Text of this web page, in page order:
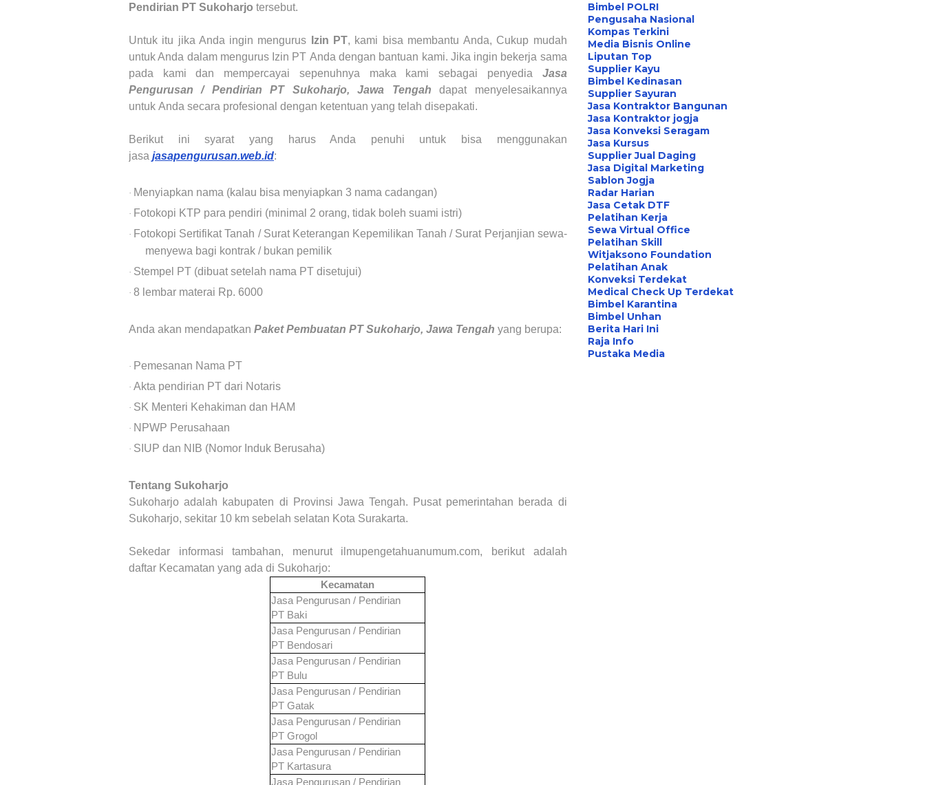
Pendirian PT Sukoharjo tersebut.
Untuk itu jika Anda ingin mengurus Izin PT, kami bisa membantu Anda, Cukup mudah
untuk Anda dalam mengurus Izin PT Anda dengan bantuan kami. Jika ingin bekerja sama
pada kami dan mempercayai sepenuhnya maka kami sebagai penyedia Jasa
Pengurusan / Pendirian PT Sukoharjo, Jawa Tengah
dapat menyelesaikannya
untuk Anda secara profesional dengan ketentuan yang telah disepakati.
Berikut ini syarat yang harus Anda penuhi untuk bisa menggunakan
jasa jasapengurusan.web.id:
· Menyiapkan nama (kalau bisa menyiapkan 3 nama cadangan)
· Fotokopi KTP para pendiri (minimal 2 orang, tidak boleh suami istri)
· Fotokopi Sertifikat Tanah / Surat Keterangan Kepemilikan Tanah / Surat Perjanjian sewa-
menyewa bagi kontrak / bukan pemilik
· Stempel PT (dibuat setelah nama PT disetujui)
· 8 lembar materai Rp. 6000
Anda akan mendapatkan Paket Pembuatan PTSukoharjo, Jawa Tengah yang berupa:
· Pemesanan Nama PT
· Akta pendirian PT dari Notaris
· SK Menteri Kehakiman dan HAM
· NPWP Perusahaan
· SIUP dan NIB (Nomor Induk Berusaha)
Tentang Sukoharjo
Sukoharjo adalah kabupaten di Provinsi Jawa Tengah. Pusat pemerintahan berada di
Sukoharjo, sekitar 10 km sebelah selatan Kota Surakarta.
Sekedar informasi tambahan, menurut ilmupengetahuanumum.com, berikut adalah
daftar Kecamatan yang ada di Sukoharjo:
Kecamatan
Jasa Pengurusan / Pendirian
PT Baki
Jasa Pengurusan / Pendirian
PT Bendosari
Jasa Pengurusan / Pendirian
PT Bulu
Jasa Pengurusan / Pendirian
PTGatak
Jasa Pengurusan / Pendirian
PTGrogol
Jasa Pengurusan / Pendirian
PT Kartasura
Jasa Pengurusan / Pendirian
Bimbel POLRI
Pengusaha Nasional
Kompas Terkini
Media Bisnis Online
Liputan Top
Supplier Kayu
Bimbel Kedinasan
Supplier Sayuran
Jasa Kontraktor Bangunan
Jasa Kontraktor jogja
Jasa Konveksi Seragam
Jasa Kursus
Supplier Jual Daging
Jasa Digital Marketing
Sablon Jogja
Radar Harian
Jasa Cetak DTF
Pelatihan Kerja
Sewa Virtual Office
Pelatihan Skill
Witjaksono Foundation
Pelatihan Anak
Konveksi Terdekat
Medical Check Up Terdekat
Bimbel Karantina
Bimbel Unhan
Berita Hari Ini
Raja Info
Pustaka Media